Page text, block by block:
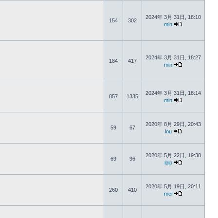
154 302
2024年 3月 31日, 18:10
min
184 417
2024年 3月 31日, 18:27
min
857 1335
2024年 3月 31日, 18:14
min
59 67
2020年 8月 29日, 20:43
lou
69 96
2020年 5月 22日, 19:38
lplp
260 410
2020年 5月 19日, 20:11
mei